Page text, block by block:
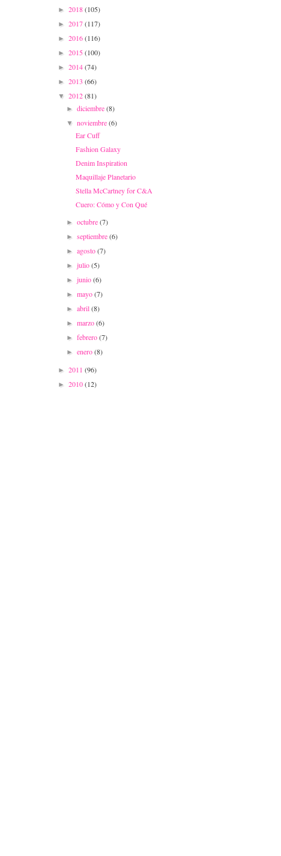
► 2018(105)
► 2017(117)
► 2016(116)
► 2015(100)
► 2014(74)
► 2013 (66)
▼ 2012(81)
►diciembre(8)
▼noviembre(6)
Ear Cuff
Fashion Galaxy
Denim Inspiration
Maquillaje Planetario
Stella McCartney for C&A
Cuero: Cómo y Con Qué
►octubre(7)
►septiembre(6)
►agosto(7)
►julio(5)
►junio(6)
►mayo(7)
►abril(8)
►marzo(6)
►febrero(7)
►enero(8)
► 2011 (96)
► 2010(12)